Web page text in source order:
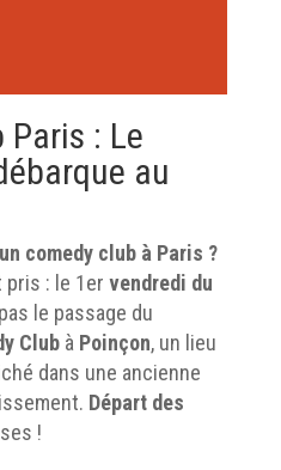
Paris : Le
au
comedy club à Paris ?
pris : le 1er vendredi du
le passage du
Clubà Poinçon, un lieu
dans une ancienne
Départ des
!